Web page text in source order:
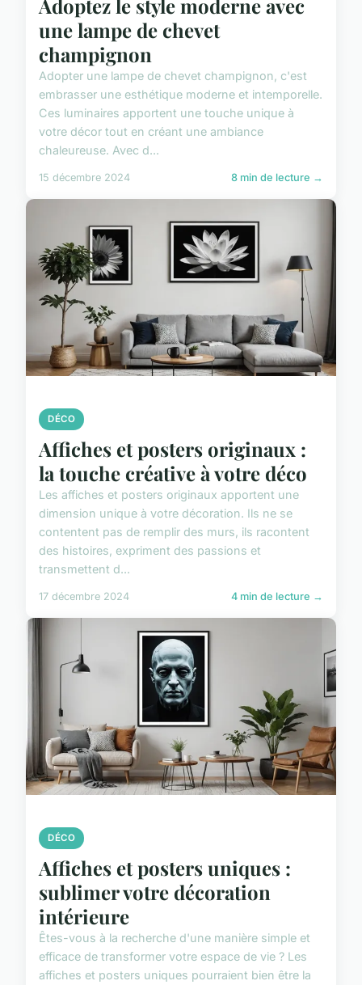
Adoptez le style moderne avec
une lampe de chevet
champignon
Adopter une lampe de chevet champignon, c'est
embrasser une esthétique moderne et intemporelle.
Ces luminaires apportent une touche unique à
votre décor tout en créant une ambiance
chaleureuse. Avec d...
15 décembre 2024 8 min de lecture →
DÉCO
Affiches et posters originaux :
la touche créative à votre déco
Les affiches et posters originaux apportent une
dimension unique à votre décoration. Ils ne se
contentent pas de remplir des murs, ils racontent
des histoires, expriment des passions et
transmettent d...
17 décembre 2024 4 min de lecture →
DÉCO
Affiches et posters uniques :
sublimer votre décoration
intérieure
Êtes-vous à la recherche d'une manière simple et
efficace de transformer votre espace de vie ? Les
affiches et posters uniques pourraient bien être la